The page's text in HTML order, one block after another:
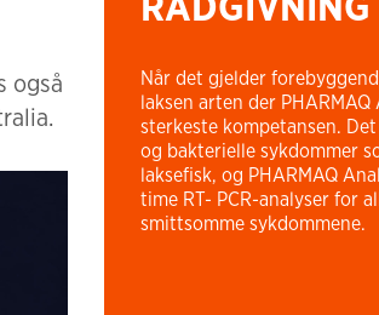
også
Når det gjelder
laksen arten der
sterkeste kompetansen.
og bakterielle sykdommer
laksefisk, og PHARMAQ
time RT- PCR-analyser for
smittsomme sykdommene.